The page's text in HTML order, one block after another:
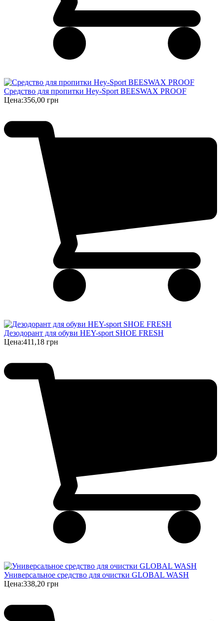
Средство для пропитки Hey-Sport BEESWAX PROOF
Цена:356,00 грн
Дезодорант для обуви HEY-sport SHOE FRESH
Цена:411,18 грн
Универсальное средство для очистки GLOBAL WASH
Цена:338,20 грн